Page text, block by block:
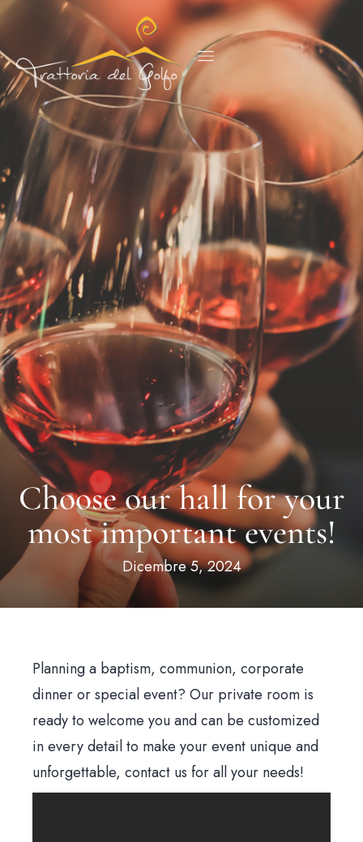
Choose our hall for your
most important events!
Dicembre 5, 2024
Planning a baptism, communion, corporate
dinner or special event? Our private room is
ready to welcome you and can be customized
in every detail to make your event unique and
unforgettable, contact us for all your needs!
Il